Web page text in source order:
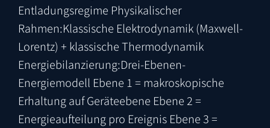
Entladungsregime Physikalischer
Rahmen:Klassische Elektrodynamik (Maxwell-
Lorentz) + klassische Thermodynamik
Energiebilanzierung:Drei-Ebenen-
Energiemodell Ebene 1 = makroskopische
Erhaltung auf Geräteebene Ebene 2 =
Energieaufteilung pro Ereignis Ebene 3 =